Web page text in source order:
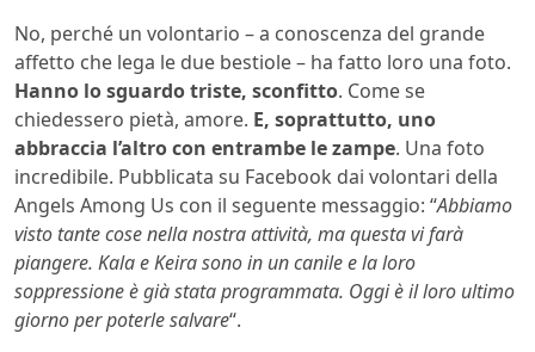
No, perché un volontario – a conoscenza del grande
affetto che lega le due bestiole – ha fatto loro una foto.
Hanno lo sguardo triste, sconfitto. Come se
chiedessero pietà, amore. E, soprattutto, uno
abbraccia l’altro con entrambe le zampe. Una foto
incredibile. Pubblicata su Facebook dai volontari della
Angels Among Us con il seguente messaggio: “Abbiamo
visto tante cose nella nostra attività, ma questa vi farà
piangere. Kala e Keira sono in un canile e la loro
soppressione è già stata programmata. Oggi è il loro ultimo
giorno per poterle salvare“.